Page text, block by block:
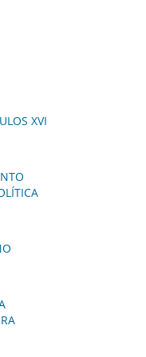
XVI